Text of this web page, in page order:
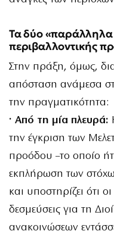
Τα δύο «παράλληλα
περιβαλλοντικής
Στην πράξη, όμως,
απόσταση ανάμεσα
την πραγματικότητα:
· Από τη μία πλευρά:
την έγκριση των
προόδου –το οποίο
εκπλήρωση των
και υποστηρίζει ότι
δεσμεύσεις για τη
ανακοινώσεων